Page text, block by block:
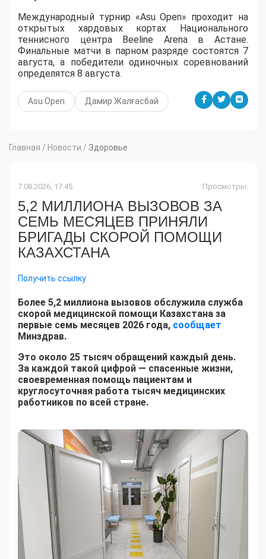
Международный турнир «Asu Open» проходит на
открытых хардовых кортах Национального
теннисного центра Beeline Arena в Астане.
Финальные матчи в парном разряде состоятся 7
августа, а победители одиночных соревнований
определятся 8 августа.
Asu Open Дамир Жалғасбай
Главная / Новости / Здоровье
7.08.2026, 17:45 Просмотры:
5,2 МИЛЛИОНА ВЫЗОВОВ ЗА
СЕМЬ МЕСЯЦЕВ ПРИНЯЛИ
БРИГАДЫ СКОРОЙ ПОМОЩИ
КАЗАХСТАНА
Получить ссылку
Более 5,2 миллиона вызовов обслужила служба
скорой медицинской помощи Казахстана за
первые семь месяцев 2026 года, сообщает
Минздрав.
Это около 25 тысяч обращений каждый день.
За каждой такой цифрой — спасенные жизни,
своевременная помощь пациентам и
круглосуточная работа тысяч медицинских
работников по всей стране.